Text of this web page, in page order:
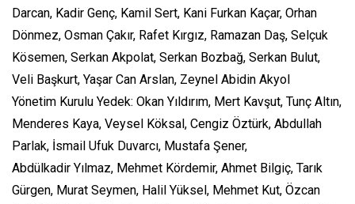
Darcan, Kadir Genç, Kamil Sert, Kani Furkan Kaçar, Orhan
Dönmez, Osman Çakır, Rafet Kırgız, Ramazan Daş, Selçuk
Kösemen, Serkan Akpolat, Serkan Bozbağ, Serkan Bulut,
Veli Başkurt, Yaşar Can Arslan, Zeynel Abidin Akyol
Yönetim Kurulu Yedek: Okan Yıldırım, Mert Kavşut, Tunç Altın,
Menderes Kaya, Veysel Köksal, Cengiz Öztürk, Abdullah
Parlak, İsmail Ufuk Duvarcı, Mustafa Şener,
Abdülkadir Yılmaz, Mehmet Kördemir, Ahmet Bilgiç, Tarık
Gürgen, Murat Seymen, Halil Yüksel, Mehmet Kut, Özcan